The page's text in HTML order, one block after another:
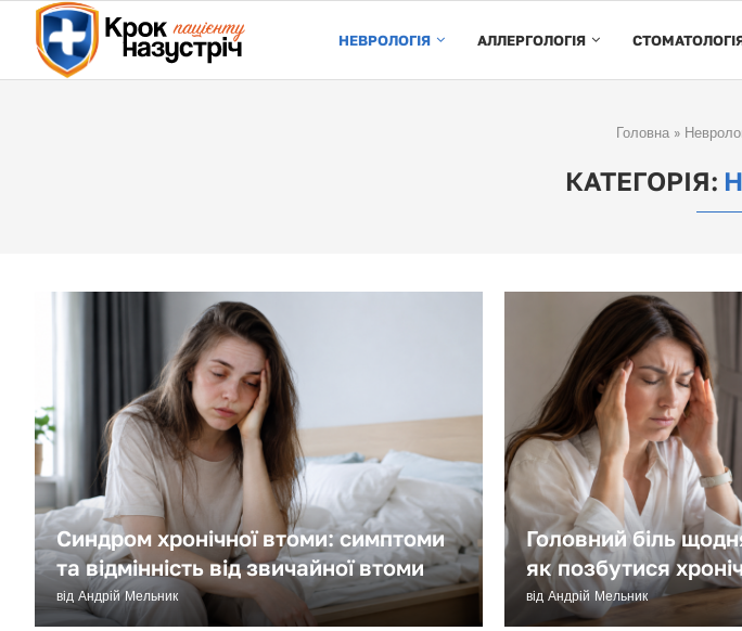
НЕВРОЛОГІЯ АЛЛЕРГОЛОГІЯ
Головна »
КАТЕГОРІЯ:
Синдром хронічної втоми: симптоми
та відмінність від звичайної втоми
від Андрій Мельник
Головний біль
як позбутися
відАндрій Мельник